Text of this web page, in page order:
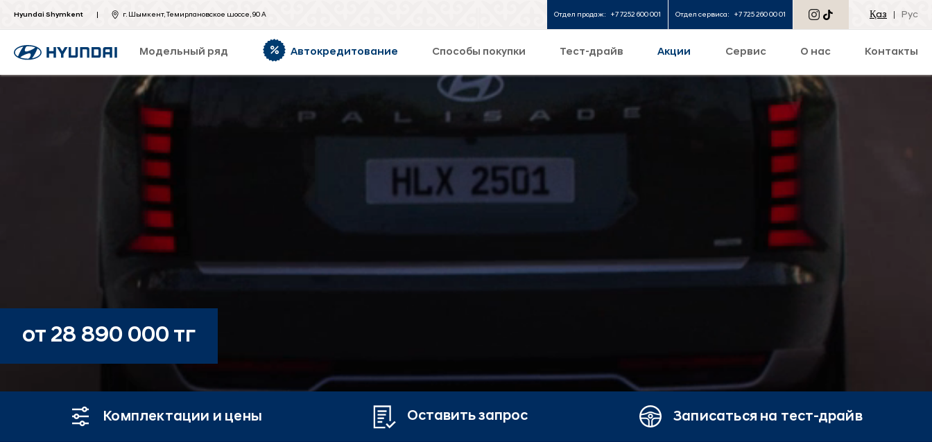
Hyundai Shymkent г. Шымкент, Темирлановское шоссе, 90 А Отдел продаж: +7 7252 600 001 Отдел сервиса: +7 725 260 00 01 Қаз Рус
Модельный ряд Автокредитование Способы покупки Тест-драйв Акции Сервис О нас Контакты
от 28 890 000 тг
Комплектации и цены Оставить запрос Записаться на тест-драйв